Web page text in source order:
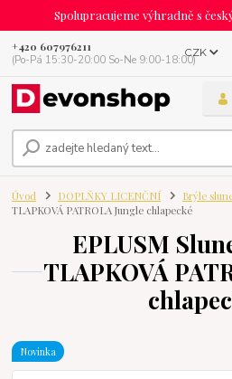
Spolupracujeme výhradně s
CZK
+420 607976211
(Po-Pá 15:30-20:00 So-Ne 9:00-18:00)
Úvod DOPLŇKY LICENČNÍ Brýle
TLAPKOVÁ PATROLA Jungle chlapecké
EPLUSM
TLAPKOVÁ
Novinka